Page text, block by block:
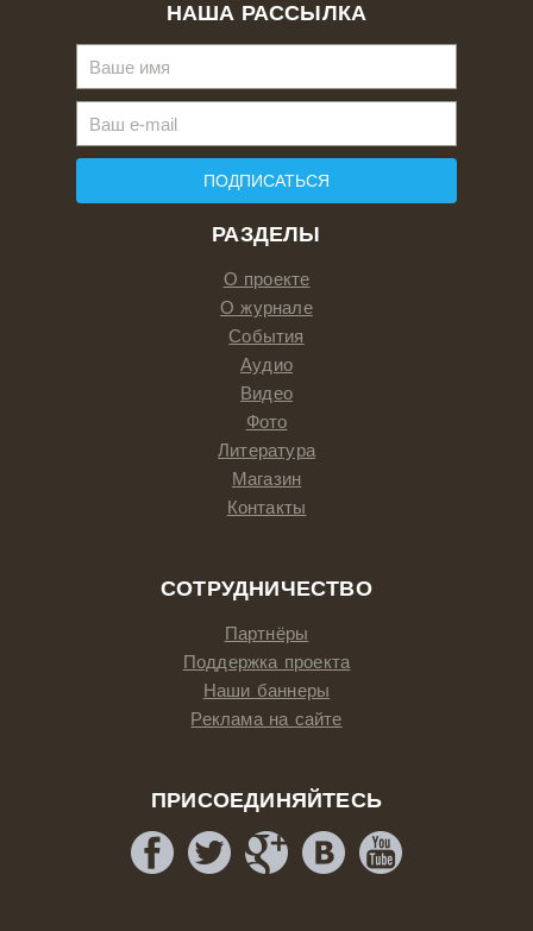
РАЗДЕЛЫ
О проекте
О журнале
События
Аудио
Видео
Фото
Литература
Магазин
Контакты
СОТРУДНИЧЕСТВО
Партнёры
Поддержка проекта
Наши баннеры
Реклама на сайте
ПРИСОЕДИНЯЙТЕСЬ
НАША РАССЫЛКА
ПОДПИСАТЬСЯ